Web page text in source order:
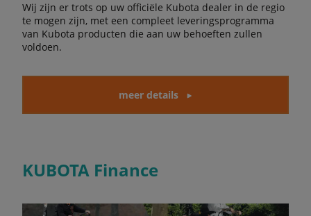
Wij zijn er trots op uw officiële Kubota dealer in de regio
te mogen zijn, met een compleet leveringsprogramma
van Kubota producten die aan uw behoeften zullen
voldoen.
meer details
KUBOTA Finance